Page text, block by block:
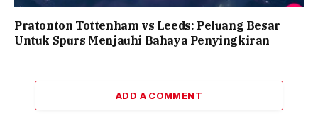
Pratonton Tottenham vs Leeds: Peluang Besar
Untuk Spurs Menjauhi Bahaya Penyingkiran
ADD A COMMENT